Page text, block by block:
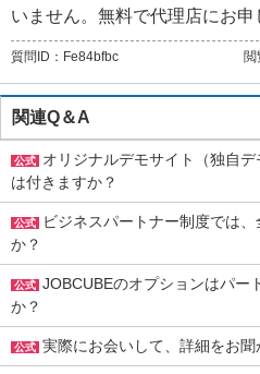
いません。無料で代理店にお申
質問ID： Fe84bfbc 閲
関連Q＆A
公式
オリジナルデモサイト（独自
は付きますか？
公式
ビジネスパートナー制度では
か？
公式 JOBCUBEのオプションはパー
か？
公式 実際にお会いして、詳細をお聞